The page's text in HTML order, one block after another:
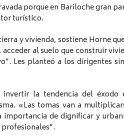
porque en Bariloche gran
turístico.
y vivienda, sostiene Horne
al suelo que construir
Les planteó a los dirigentes
invertir la tendencia del éxodo
«Las tomas van a
importancia de dignificar y